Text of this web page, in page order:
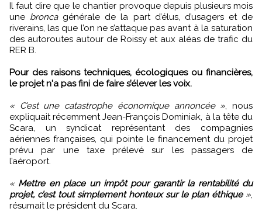
Il faut dire que le chantier provoque depuis plusieurs mois
une broncagénérale de la part d’élus, d’usagers et de
riverains, las que l’on ne s’attaque pas avant à la saturation
des autoroutes autour de Roissy et aux aléas de trafic du
RER B.
Pour des raisons techniques, écologiques ou financières,
le projet n'a pas fini de faire s’élever les voix.
« C’est une catastrophe économique annoncée », nous
expliquait récemment Jean-François Dominiak, à la tête du
Scara, un syndicat représentant des compagnies
aériennes françaises, qui pointe le financement du projet
prévu par une taxe prélevé sur les passagers de
l’aéroport.
« Mettre en place un impôt pour garantir la rentabilité du
projet, c’est tout simplement honteux sur le plan éthique»,
résumait le président du Scara.